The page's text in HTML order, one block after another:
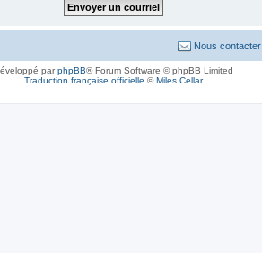
Nous contacter
parphpBB® Forum Software © phpBB Limited
Traduction française officielle ©Miles Cellar